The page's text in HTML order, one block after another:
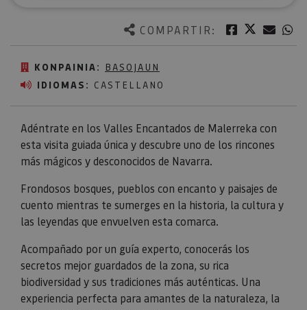
COMPARTIR: Facebook
Twitter
KONPAINIA: BASOJAUN
IDIOMAS: CASTELLANO
Adéntrate en los Valles Encantados de Malerreka con
esta visita guiada única y descubre uno de los rincones
más mágicos y desconocidos de Navarra.
Frondosos bosques, pueblos con encanto y paisajes de
cuento mientras te sumerges en la historia, la cultura y
las leyendas que envuelven esta comarca.
Acompañado por un guía experto, conocerás los
secretos mejor guardados de la zona, su rica
biodiversidad y sus tradiciones más auténticas. Una
experiencia perfecta para amantes de la naturaleza, la